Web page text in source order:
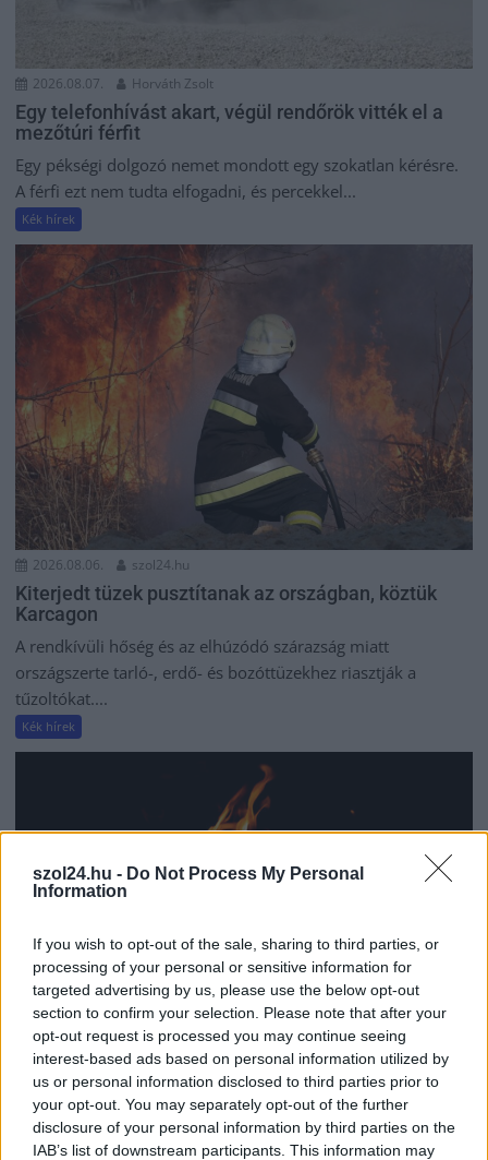
szol24.hu - Do Not Process My Personal
Information
If you wish to opt-out of the sale, sharing to third parties, or
processing of your personal or sensitive information for
targeted advertising by us, please use the below opt-out
section to confirm your selection. Please note that after your
opt-out request is processed you may continue seeing
interest-based ads based on personal information utilized by
us or personal information disclosed to third parties prior to
your opt-out. You may separately opt-out of the further
disclosure of your personal information by third parties on the
IAB’s list of downstream participants. This information may
2026.08.07. Horváth Zsolt
Egy telefonhívást akart, végül rendőrök vitték el a
mezőtúri férfit
Egy pékségi dolgozó nemet mondott egy szokatlan kérésre.
A férfi ezt nem tudta elfogadni, és percekkel...
Kék hírek
2026.08.06. szol24.hu
Kiterjedt tüzek pusztítanak az országban, köztük
Karcagon
A rendkívüli hőség és az elhúzódó szárazság miatt
országszerte tarló-, erdő- és bozóttüzekhez riasztják a
tűzoltókat....
Kék hírek
Hatalmas lángok csaptak fel Szolnokon
Nem indult nyugodtan a szerda reggel Szolnokon, ugyanis